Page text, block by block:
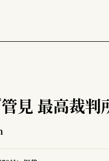
見 最高裁判